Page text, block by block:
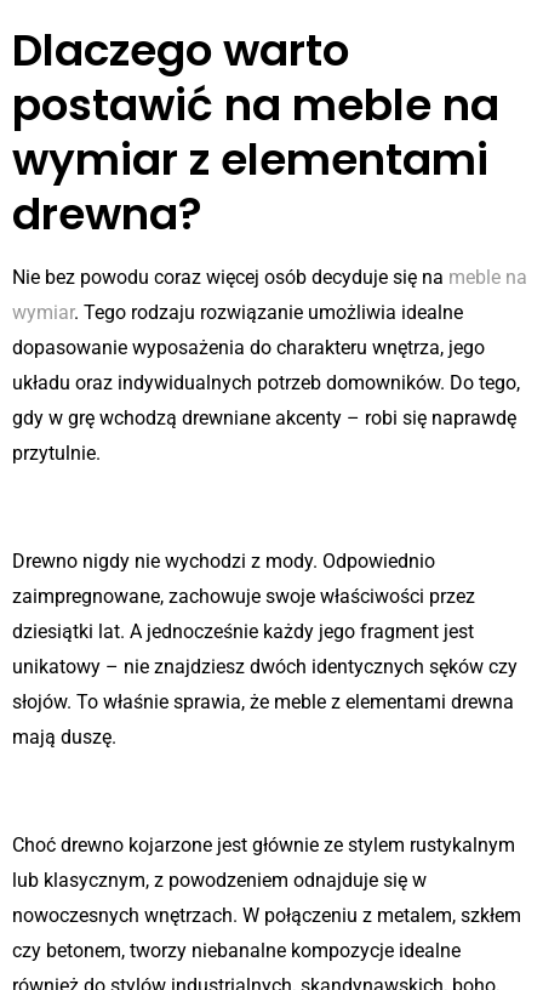
Dlaczego warto
postawić na meble na
wymiar z elementami
drewna?
Nie bez powodu coraz więcej osób decyduje się na meble na
wymiar. Tego rodzaju rozwiązanie umożliwia idealne
dopasowanie wyposażenia do charakteru wnętrza, jego
układu oraz indywidualnych potrzeb domowników. Do tego,
gdy w grę wchodzą drewniane akcenty – robi się naprawdę
przytulnie.
Drewno nigdy nie wychodzi z mody. Odpowiednio
zaimpregnowane, zachowuje swoje właściwości przez
dziesiątki lat. A jednocześnie każdy jego fragment jest
unikatowy – nie znajdziesz dwóch identycznych sęków czy
słojów. To właśnie sprawia, że meble z elementami drewna
mają duszę.
Choć drewno kojarzone jest głównie ze stylem rustykalnym
lub klasycznym, z powodzeniem odnajduje się w
nowoczesnych wnętrzach. W połączeniu z metalem, szkłem
czy betonem, tworzy niebanalne kompozycje idealne